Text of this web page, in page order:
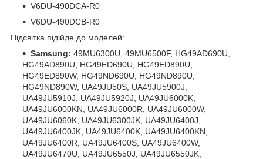
V6DU-490DCA-R0
V6DU-490DCB-R0
Підсвітка підійде до моделей:
Samsung: 49MU6300U, 49MU6500F, HG49AD690U,
HG49AD890U, HG49ED690U, HG49ED890U,
HG49ED890W, HG49ND690U, HG49ND890U,
HG49ND890W, UA49JU50S, UA49JU5900J,
UA49JU5910J, UA49JU5920J, UA49JU6000K,
UA49JU6000KN, UA49JU6000R, UA49JU6000W,
UA49JU6060K, UA49JU6300JK, UA49JU6400J,
UA49JU6400JK, UA49JU6400K, UA49JU6400KN,
UA49JU6400R, UA49JU6400S, UA49JU6400W,
UA49JU6470U, UA49JU6550J, UA49JU6550JK,